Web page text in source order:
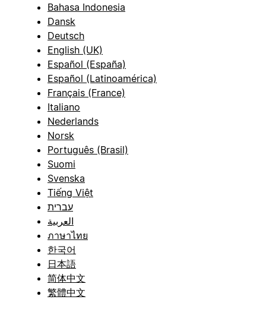
Bahasa Indonesia
Dansk
Deutsch
English (UK)
Español (España)
Español (Latinoamérica)
Français (France)
Italiano
Nederlands
Norsk
Português (Brasil)
Suomi
Svenska
Tiếng Việt
עברית
العربية
ภาษาไทย
한국어
日本語
简体中文
繁體中文